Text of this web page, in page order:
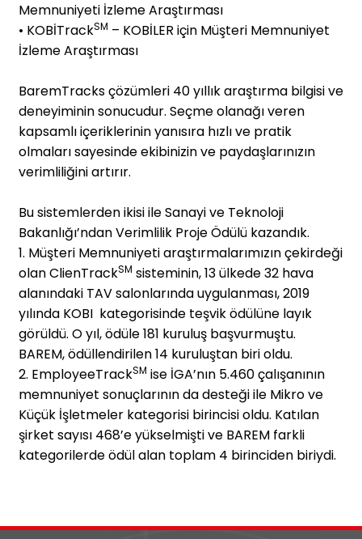
Memnuniyeti İzleme Araştırması
• KOBİTrackSM – KOBİLER için Müşteri Memnuniyet
İzleme Araştırması
BaremTracks çözümleri 40 yıllık araştırma bilgisi ve
deneyiminin sonucudur. Seçme olanağı veren
kapsamlı içeriklerinin yanısıra hızlı ve pratik
olmaları sayesinde ekibinizin ve paydaşlarınızın
verimliliğini artırır.
Bu sistemlerden ikisi ile Sanayi ve Teknoloji
Bakanlığı’ndan Verimlilik Proje Ödülü kazandık.
1. Müşteri Memnuniyeti araştırmalarımızın çekirdeği
olan ClienTrackSM sisteminin, 13 ülkede 32 hava
alanındaki TAV salonlarında uygulanması, 2019
yılında KOBI kategorisinde teşvik ödülüne layık
görüldü. O yıl, ödüle 181 kuruluş başvurmuştu.
BAREM, ödüllendirilen 14 kuruluştan biri oldu.
2. EmployeeTrackSM ise İGA’nın 5.460 çalışanının
memnuniyet sonuçlarının da desteği ile Mikro ve
Küçük İşletmeler kategorisi birincisi oldu. Katılan
şirket sayısı 468’e yükselmişti ve BAREM farkli
kategorilerde ödül alan toplam 4 birinciden biriydi.